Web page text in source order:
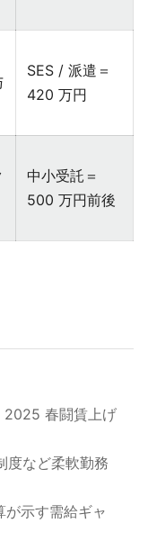
SES / 派遣＝
420 万円
中小受託＝
500 万円前後
2025 春闘賃上げ
度など柔軟勤務
示す需給ギャ